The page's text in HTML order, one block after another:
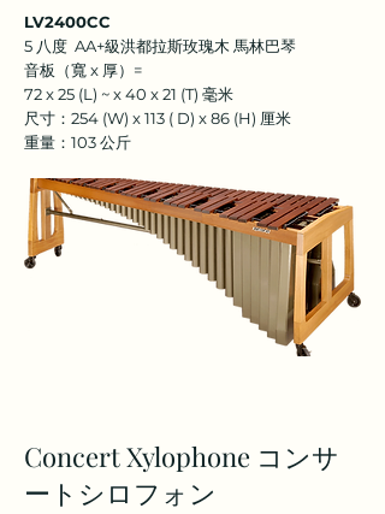
LV2400CC
5 八度 AA+級洪都拉斯玫瑰木 馬林巴琴
音板（寬 x 厚）=
72 x 25 (L) ~ x 40 x 21 (T) 毫米
尺寸：254 (W) x 113 ( D) x 86 (H) 厘米
重量：103 公斤
Concert Xylophone コンサ
ートシロフォン